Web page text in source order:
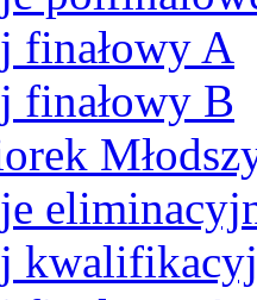
finałowy A
finałowy B